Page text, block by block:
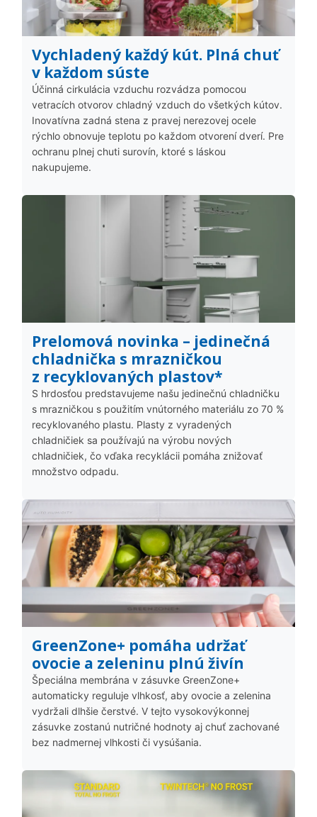
Vychladený každý kút. Plná chuť
v každom súste
Účinná cirkulácia vzduchu rozvádza pomocou
vetracích otvorov chladný vzduch do všetkých kútov.
Inovatívna zadná stena z pravej nerezovej ocele
rýchlo obnovuje teplotu po každom otvorení dverí. Pre
ochranu plnej chuti surovín, ktoré s láskou
nakupujeme.
Prelomová novinka – jedinečná
chladnička s mrazničkou
z recyklovaných plastov*
S hrdosťou predstavujeme našu jedinečnú chladničku
s mrazničkou s použitím vnútorného materiálu zo 70 %
recyklovaného plastu. Plasty z vyradených
chladničiek sa používajú na výrobu nových
chladničiek, čo vďaka recyklácii pomáha znižovať
množstvo odpadu.
GreenZone+ pomáha udržať
ovocie a zeleninu plnú živín
Špeciálna membrána v zásuvke GreenZone+
automaticky reguluje vlhkosť, aby ovocie a zelenina
vydržali dlhšie čerstvé. V tejto vysokovýkonnej
zásuvke zostanú nutričné hodnoty aj chuť zachované
bez nadmernej vlhkosti či vysúšania.